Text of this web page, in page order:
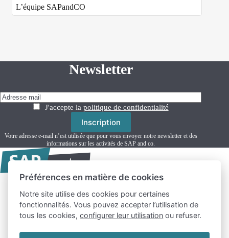
L’équipe SAPandCO
Newsletter
J'accepte la politique de confidentialité
Votre adresse e-mail n’est utilisée que pour vous envoyer notre newsletter et des
informations sur les activités de SAP and co.
Formation SAP
Actualités
Ressources
Freelance SAP
Préférences en matière de cookies
Notre site utilise des cookies pour certaines
fonctionnalités. Vous pouvez accepter l’utilisation de
tous les cookies,configurer leur utilisation ou refuser.